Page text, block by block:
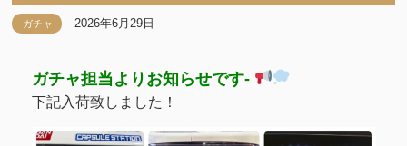
ガチャ 2026年6月29日
ガチャ担当よりお知らせです-
下記入荷致しました！